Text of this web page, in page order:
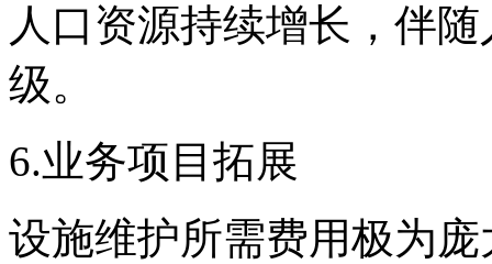
人口资源持续增长，伴
级。
6.业务项目拓展
设施维护所需费用极为